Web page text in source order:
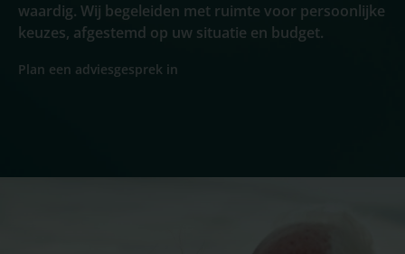
waardig. Wij begeleiden met ruimte voor persoonlijke
keuzes, afgestemd op uw situatie en budget.
Plan een adviesgesprek in